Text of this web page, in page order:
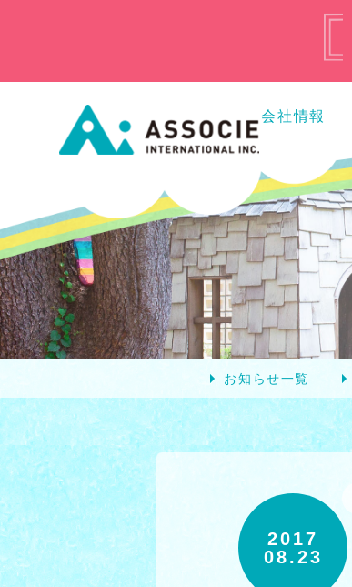
会社情報
お知らせ一覧
2017
08.23